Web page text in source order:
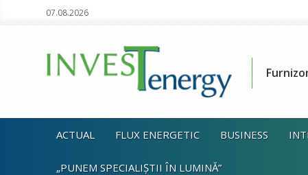
07.08.2026
ACTUAL FLUX ENERGETIC BUSINESS
„PUNEM SPECIALIȘTII ÎN LUMINĂ”